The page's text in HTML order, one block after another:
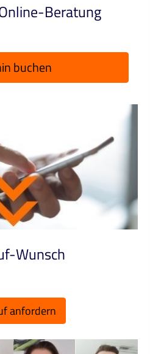
Beratung
buchen
Wunsch